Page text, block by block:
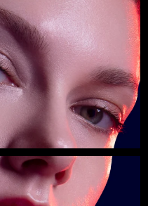
bag
& balm
devices
devices
therapy
devices
Set
device & 18% PAP gel
anti-aging
anti-aging set
décolleté LED mask
mask
scalp massager
serum
肌膚年輕化
Light Therapy
Light Therapy
Serum
預計送達日期
預計送達日期8/10/26
預計送達日期8/9/26
預計送達日期8/9/26
預計送達日期8/9/26
預計送達日期 8/9/26